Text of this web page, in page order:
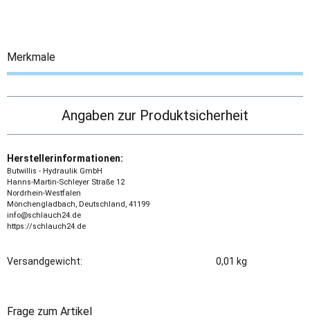
Merkmale
Angaben zur Produktsicherheit
Herstellerinformationen:
Butwillis - Hydraulik GmbH
Hanns-Martin-Schleyer Straße 12
Nordrhein-Westfalen
Mönchengladbach, Deutschland, 41199
info@schlauch24.de
https://schlauch24.de
Versandgewicht: 0,01 kg
Frage zum Artikel